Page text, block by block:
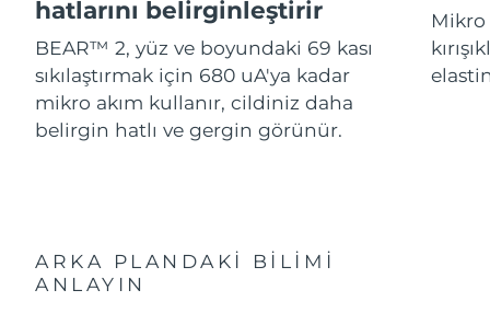
hatlarını belirginleştirir
BEAR™ 2, yüz ve boyundaki 69 kası
sıkılaştırmak için 680 uA'ya kadar
mikro akım kullanır, cildiniz daha
belirgin hatlı ve gergin görünür.
Mikro
ARKA PLANDAKİ BİLİMİ
ANLAYIN
For healthy hair
18% PAP
FOREO APP
İsrail Tahmini teslim tarihi 8/16/26
İtalya Tahmini teslim tarihi 8/12/26
Japonya Tahmini teslim tarihi
Kuveyt